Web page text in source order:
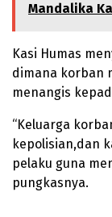
Mandalika
Kasi Humas
dimana korban
menangis
“Keluarga
kepolisian,dan
pelaku guna
pungkasnya.